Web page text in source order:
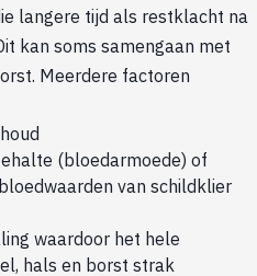
langere tijd als restklacht na
kan soms samengaan met
Meerdere factoren
(bloedarmoede) of
van schildklier
waardoor het hele
hals en borst strak